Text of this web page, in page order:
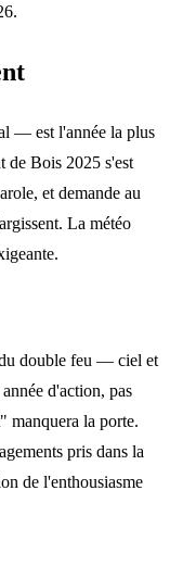
— est l'année la plus
de Bois 2025 s'est
et demande au
La météo
double feu — ciel et
d'action, pas
manquera la porte.
pris dans la
de l'enthousiasme